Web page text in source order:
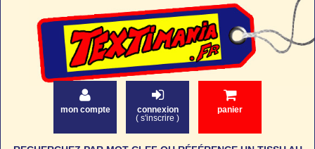
mon compte
connexion
( s'inscrire )
panier